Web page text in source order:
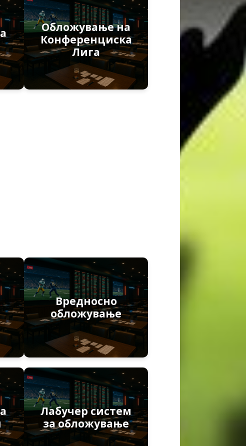
Обложување на
Конференциска
Лига
Вредносно
обложување
Лабучер систем
за обложување